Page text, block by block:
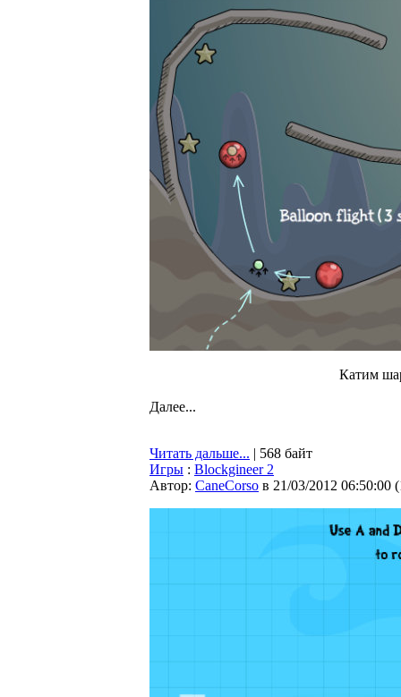
Катим
Далее...
Читать дальше... | 568 байт
Игры : Blockgineer 2
Автор: CaneCorso в 21/03/2012 06:50:00 (